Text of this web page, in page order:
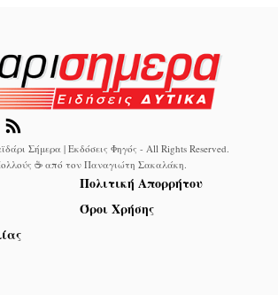
Σήμερα | Εκδόσεις Φηγός - All Rights Reserved.
☕ από τον Παναγιώτη Σακαλάκη
Πολιτική Απορρήτου
Όροι Χρήσης